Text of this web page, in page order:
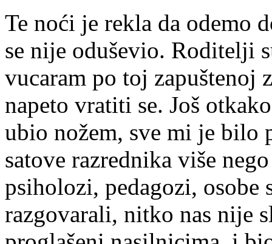
Te noći je rekla da odemo
se nije oduševio. Roditelji
vucaram po toj
napeto vratiti se. Još
ubio nožem, sve mi je bilo
satove razrednika više
psiholozi, pedagozi, osobe
razgovarali, nitko nas nije